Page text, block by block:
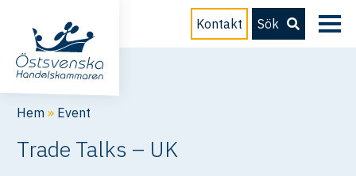
Kontakt Sök
Hem » Event
Trade Talks – UK